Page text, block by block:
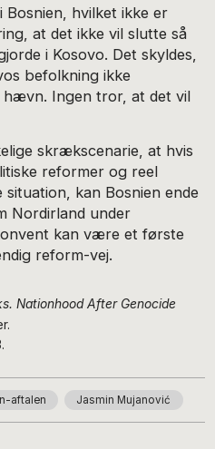
Bosnien, hvilket ikke er
at det ikke vil slutte så
i Kosovo. Det skyldes,
befolkning ikke
hævn. Ingen tror, at det vil
skrækscenarie, at hvis
reformer og reel
kan Bosnien ende
Nordirland under
kan være et første
reform-vej.
Nationhood After Genocide
aftalen Jasmin Mujanović